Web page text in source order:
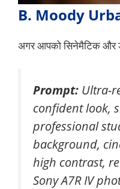
B. Moody
अगर आपको सिनेमैटिक और
Prompt: Ultra-
confident look,
professional
background,
high contrast,
Sony A7R IV